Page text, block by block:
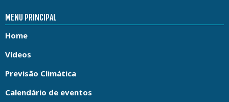
MENU PRINCIPAL
Home
Vídeos
Previsão Climática
Calendário de eventos